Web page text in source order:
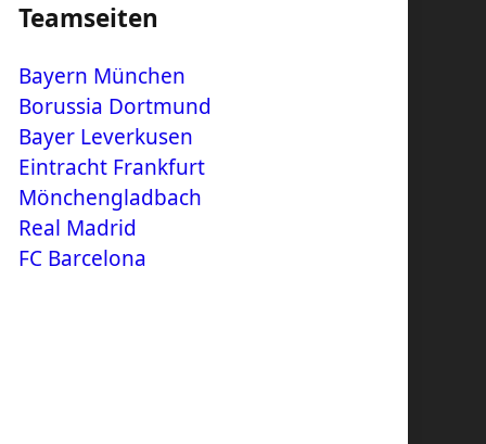
Teamseiten
Bayern München
Borussia Dortmund
Bayer Leverkusen
Eintracht Frankfurt
Mönchengladbach
Real Madrid
FC Barcelona